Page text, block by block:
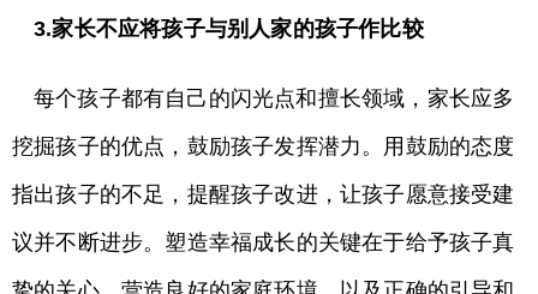
3.家长不应将孩子与别人家的孩子作比较
每个孩子都有自己的闪光点和擅长领域，家长应多
挖掘孩子的优点，鼓励孩子发挥潜力。用鼓励的态度
指出孩子的不足，提醒孩子改进，让孩子愿意接受建
议并不断进步。塑造幸福成长的关键在于给予孩子真